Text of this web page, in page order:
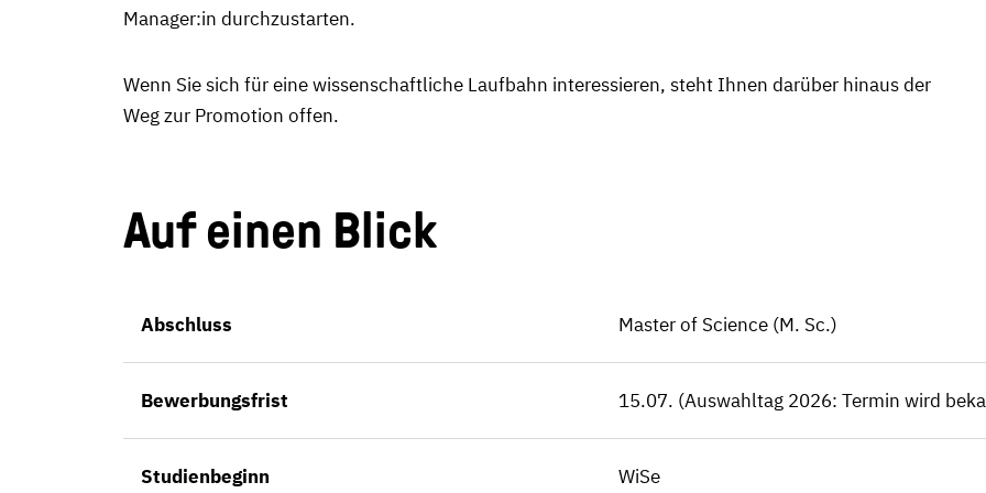
Manager:in durchzustarten.
Wenn Sie sich für eine wissenschaftliche Laufbahn interessieren, steht Ihnen darüber hinaus der
Weg zur Promotion offen.
Auf einen Blick
Abschluss Master of Science (M. Sc.)
Bewerbungsfrist 15.07. (Auswahltag 2026: Termin wird
Studienbeginn WiSe